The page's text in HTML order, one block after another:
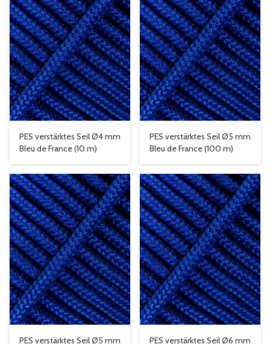
PES verstärktes Seil Ø4 mm
Bleu de France (10 m)
PES verstärktes Seil Ø5 mm
Bleu de France (100 m)
PES verstärktes Seil Ø5 mm PES verstärktes Seil Ø6 mm